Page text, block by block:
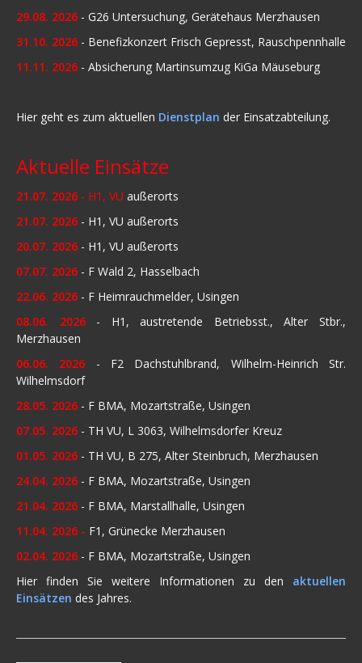
29.08. 2026 - G26 Untersuchung, Gerätehaus Merzhausen
31.10. 2026 - Benefizkonzert Frisch Gepresst, Rauschpennhalle
11.11. 2026 - Absicherung Martinsumzug KiGa Mäuseburg
Hier geht es zum aktuellen Dienstplan der Einsatzabteilung.
Aktuelle Einsätze
21.07. 2026 - H1, VU außerorts
21.07. 2026 - H1, VU außerorts
20.07. 2026 - H1, VU außerorts
07.07. 2026 - F Wald 2, Hasselbach
22.06. 2026 - F Heimrauchmelder, Usingen
08.06. 2026- H1, austretende Betriebsst., Alter Stbr.,
Merzhausen
06.06. 2026 - F2 Dachstuhlbrand, Wilhelm-Heinrich Str.
Wilhelmsdorf
28.05. 2026 - F BMA, Mozartstraße, Usingen
07.05. 2026 - TH VU, L 3063, Wilhelmsdorfer Kreuz
01.05. 2026 - TH VU, B 275, Alter Steinbruch, Merzhausen
24.04. 2026 - F BMA, Mozartstraße, Usingen
21.04. 2026 - F BMA, Marstallhalle, Usingen
11.04. 2026 - F1, Grünecke Merzhausen
02.04. 2026 - F BMA, Mozartstraße, Usingen
Hier finden Sie weitere Informationen zu den aktuellen
Einsätzen des Jahres.